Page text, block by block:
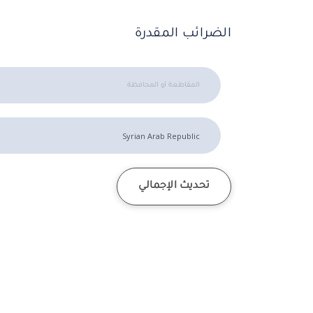
الضرائب المقدرة
تحديث الإجمالي